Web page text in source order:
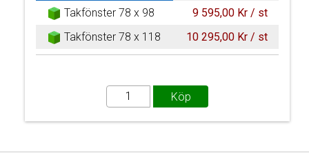
Takfönster 78 x 98
9 595,00 Kr / st
Takfönster 78 x 118
10 295,00 Kr / st